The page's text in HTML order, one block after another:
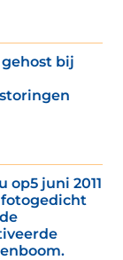
bij
op5 juni 2011
fotogedicht